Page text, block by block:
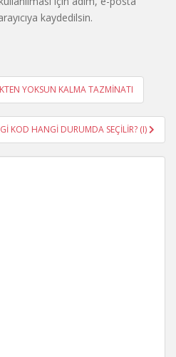
kaydedilsin.
YOKSUN KALMA TAZMİNATI
KOD HANGİ DURUMDA SEÇİLİR? (I)